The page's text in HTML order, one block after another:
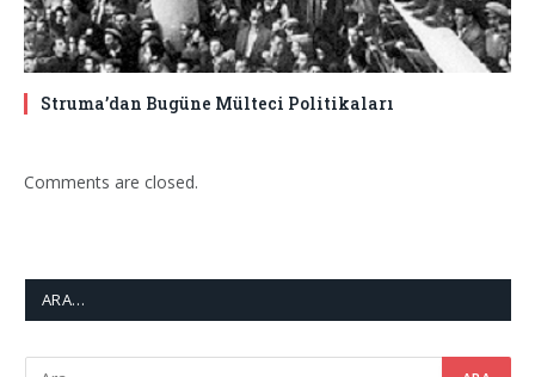
Struma’dan Bugüne Mülteci Politikaları
Comments are closed.
ARA…